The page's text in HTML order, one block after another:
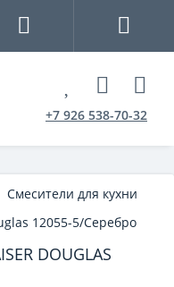
+7 926 538-70-32
Смесители для кухни
DOUGLAS